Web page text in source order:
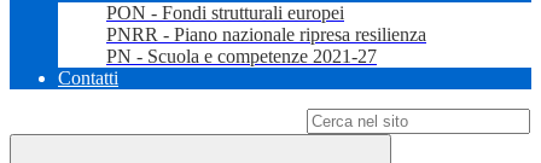
PON - Fondi strutturali europei
PNRR - Piano nazionale ripresa resilienza
PN - Scuola e competenze 2021-27
Contatti